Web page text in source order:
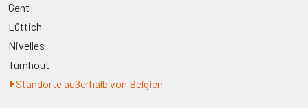
Gent
Lüttich
Nivelles
Turnhout
Standorte außerhalb von Belgien